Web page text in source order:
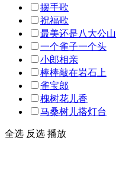
摆手歌
祝福歌
最美还是八大公山
一个雀子一个头
小郎相亲
棒棒敲在岩石上
雀宝郎
槐树花儿香
马桑树儿搭灯台
全选 反选 播放